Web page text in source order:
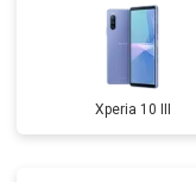
Xperia 10 III